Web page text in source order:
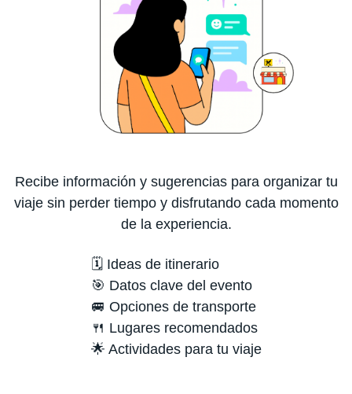
Recibe información y sugerencias para organizar tu
viaje sin perder tiempo y disfrutando cada momento
de la experiencia.
🗓️ Ideas de itinerario
🎯 Datos clave del evento
🚐 Opciones de transporte
🍴 Lugares recomendados
🌟 Actividades para tu viaje